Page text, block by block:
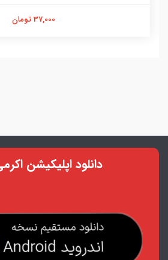
37,000 تومان
دانلود اپلیکیشن